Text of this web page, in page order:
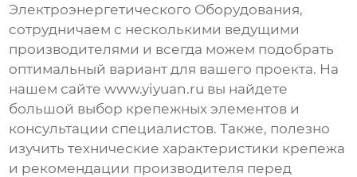
Электроэнергетического Оборудования,
сотрудничаем с несколькими ведущими
производителями и всегда можем подобрать
оптимальный вариант для вашего проекта. На
нашем сайтеwww.yiyuan.ru вы найдете
большой выбор крепежных элементов и
консультации специалистов. Также, полезно
изучить технические характеристики крепежа
и рекомендации производителя перед